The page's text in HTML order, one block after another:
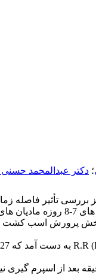
؛ دکتر عبدالمحمد حسنی
بررسی تأثیر
زمانی جمع آوری جنین تا
های ترکمن متعلق
فاصله زمانی بین اسپرم گیری و تلقیح